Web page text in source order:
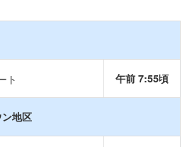
ト 午前 7:55頃
地区